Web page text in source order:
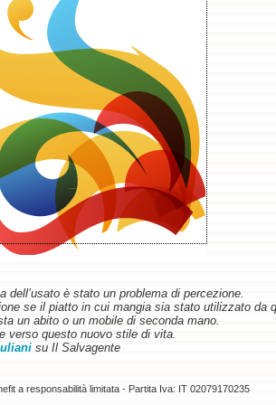
è stato un problema di percezione.
se il piatto in cui mangia sia stato utilizzato da
un abito o un mobile di seconda mano.
verso questo nuovo stile di vita.
su Il Salvagente
a responsabilità limitata - Partita Iva: IT 02079170235